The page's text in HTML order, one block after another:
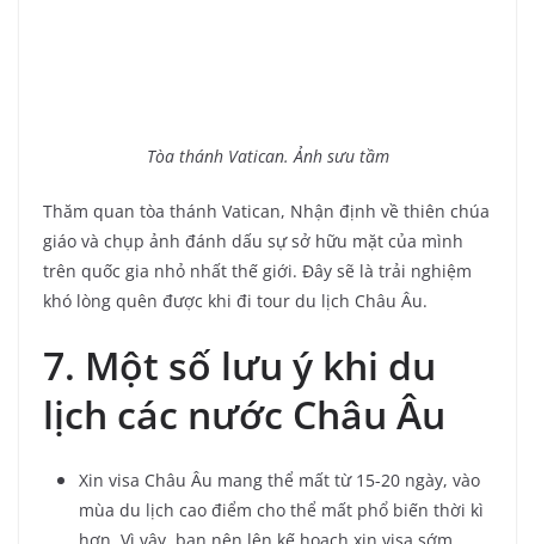
Tòa thánh Vatican. Ảnh sưu tầm
Thăm quan tòa thánh Vatican, Nhận định về thiên chúa
giáo và chụp ảnh đánh dấu sự sở hữu mặt của mình
trên quốc gia nhỏ nhất thế giới. Đây sẽ là trải nghiệm
khó lòng quên được khi đi tour du lịch Châu Âu.
7. Một số lưu ý khi du
lịch các nước Châu Âu
Xin visa Châu Âu mang thể mất từ 15-20 ngày, vào
mùa du lịch cao điểm cho thể mất phổ biến thời kì